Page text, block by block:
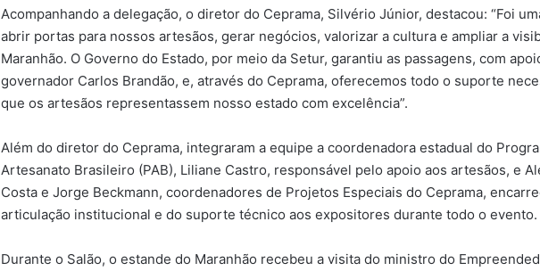
Acompanhando a delegação, o diretor do Ceprama, Silvério Júnior, destacou: “Foi
abrir portas para nossos artesãos, gerar negócios, valorizar a cultura e ampliar a
Maranhão. O Governo do Estado, por meio da Setur, garantiu as passagens, com
governador Carlos Brandão, e, através do Ceprama, oferecemos todo o suporte
que os artesãos representassem nosso estado com excelência”.
Além do diretor do Ceprama, integraram a equipe a coordenadora estadual do
Artesanato Brasileiro (PAB), Liliane Castro, responsável pelo apoio aos artesãos, e
Costa e Jorge Beckmann, coordenadores de Projetos Especiais do Ceprama,
articulação institucional e do suporte técnico aos expositores durante todo o evento.
Durante o Salão, o estande do Maranhão recebeu a visita do ministro do